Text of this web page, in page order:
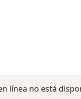
línea no está